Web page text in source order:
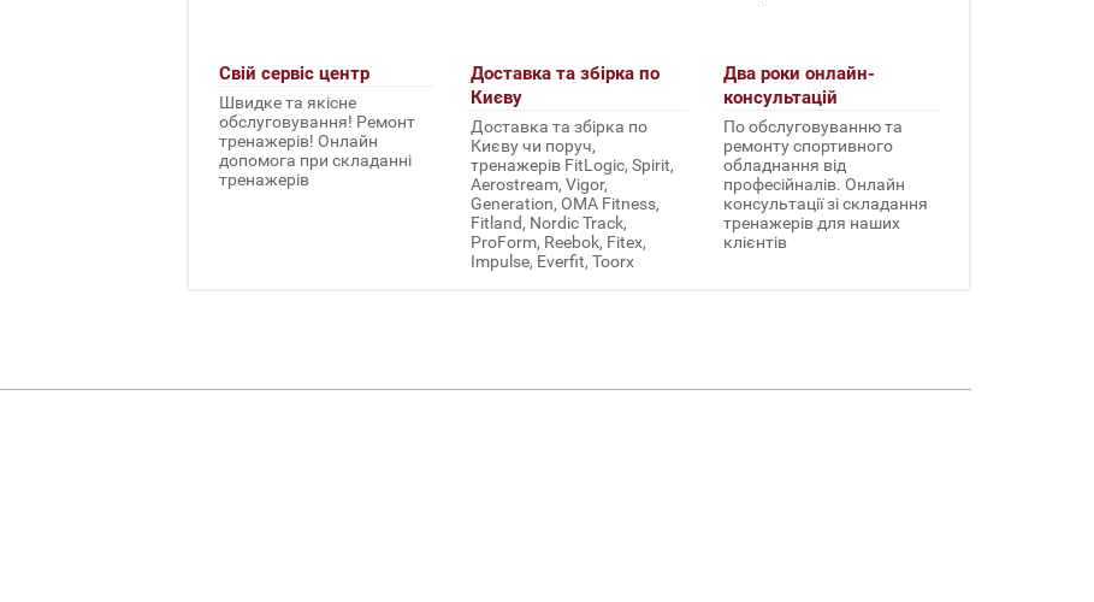
Свій сервіс центр
Швидке та якісне
обслуговування! Ремонт
тренажерів! Онлайн
допомога при складанні
тренажерів
Доставка та збірка по
Києву
Доставка та збірка по
Києву чи поруч,
тренажерів FitLogic, Spirit,
Aerostream, Vigor,
Generation, OMA Fitness,
Fitland, Nordic Track,
ProForm, Reebok, Fitex,
Impulse, Everfit, Toorx
Два роки онлайн-
консультацій
По обслуговуванню та
ремонту спортивного
обладнання від
професійналів. Онлайн
консультації зі складання
тренажерів для наших
клієнтів